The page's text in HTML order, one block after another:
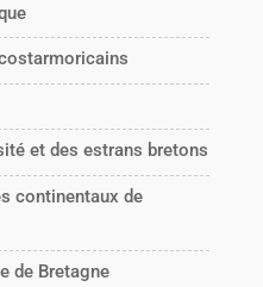
et des estrans bretons
continentaux de
de Bretagne